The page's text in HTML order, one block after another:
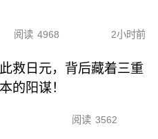
阅读 4968 2小时前
救日元，背后藏着三重
的阳谋！
阅读 3562